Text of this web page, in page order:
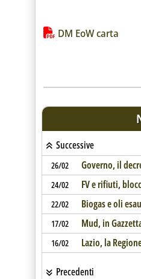
Lista allegati
DM EoW carta
Successive
26/02 Governo, il
24/02 FV e rifiuti,
22/02 Biogas e oli
17/02 Mud, in
16/02 Lazio, la
Precedenti